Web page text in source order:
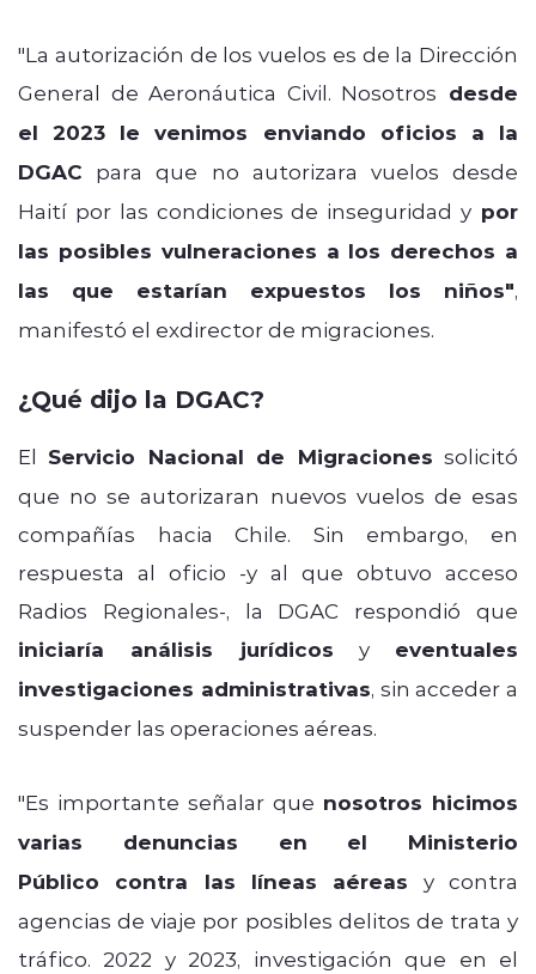
"La autorización de los vuelos es de la Dirección
General de Aeronáutica Civil. Nosotros desde
el 2023 le venimos enviando oficios a la
DGAC para que no autorizara vuelos desde
Haití por las condiciones de inseguridad y por
las posibles vulneraciones a los derechos a
las que estarían
expuestos los niños",
manifestó el exdirector de migraciones.
¿Qué dijo la DGAC?
El Servicio Nacional de Migraciones solicitó
que no se autorizaran nuevos vuelos de esas
compañías hacia Chile. Sin embargo, en
respuesta al oficio -y al que obtuvo acceso
Radios Regionales-, la DGAC respondió que
iniciaría análisis jurídicos y eventuales
investigaciones administrativas, sin acceder a
suspender las operaciones aéreas.
"Es importante señalar que nosotros hicimos
varias denuncias en el Ministerio
Público
contra las líneas aéreas y contra
agencias de viaje por posibles delitos de trata y
tráfico. 2022 y 2023, investigación que en el